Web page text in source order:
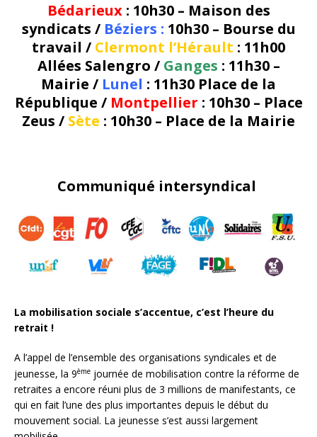
Bédarieux: 10h30 – Maison des
syndicats / Béziers : 10h30 – Bourse du
travail / Clermont l’Hérault : 11h00
Allées Salengro / Ganges : 11h30 –
Mairie / Lunel : 11h30 Place de la
République / Montpellier : 10h30 – Place
Zeus / Sète : 10h30 – Place de la Mairie
Communiqué intersyndical
La mobilisation sociale s’accentue, c’est l’heure du
retrait !
A l’appel de l’ensemble des organisations syndicales et de
jeunesse, la 9ème journée de mobilisation contre la réforme de
retraites a encore réuni plus de 3 millions de manifestants, ce
qui en fait l’une des plus importantes depuis le début du
mouvement social. La jeunesse s’est aussi largement